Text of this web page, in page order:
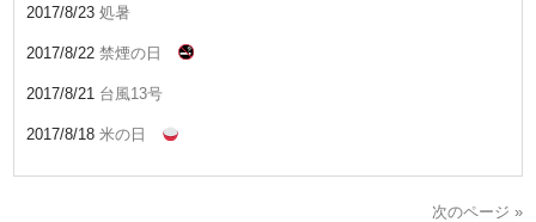
2017/8/23 処暑
2017/8/22 禁煙の日
2017/8/21 台風13号
2017/8/18 米の日
次のページ »